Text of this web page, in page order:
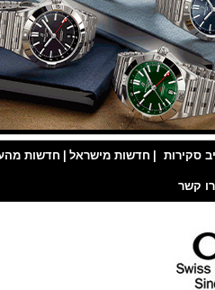
| חדשות מישראל | חדשות מהעולם |